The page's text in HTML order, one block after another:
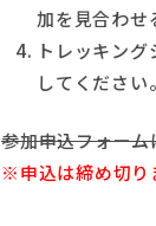
加を見合わせ
トレッキン
してください
参加申込フォーム
※申込は締め切り